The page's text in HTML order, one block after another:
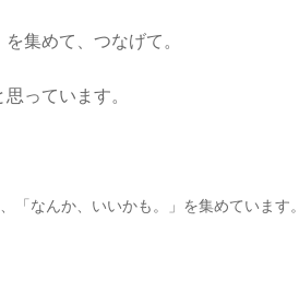
集めて、つなげて。
っています。
「なんか、いいかも。」を集めています。